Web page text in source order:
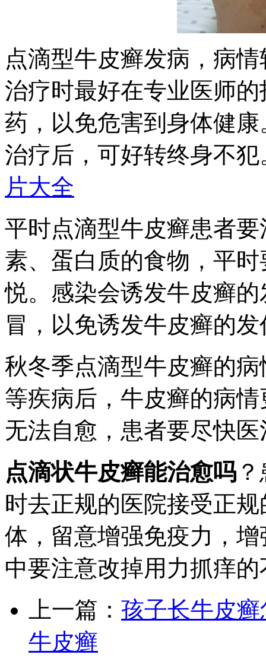
点滴型牛皮癣发病，病
治疗时最好在专业医师
药，以免危害到身体健
治疗后，可好转终身不
片大全
平时点滴型牛皮癣患者
素、蛋白质的食物，平
悦。感染会诱发牛皮癣
冒，以免诱发牛皮癣的发
秋冬季点滴型牛皮癣的
等疾病后，牛皮癣的病
无法自愈，患者要尽快医
点滴状牛皮癣能治愈吗
时去正规的医院接受正
体，留意增强免疫力，
中要注意改掉用力抓痒
上一篇： 孩子长牛皮
牛皮癣